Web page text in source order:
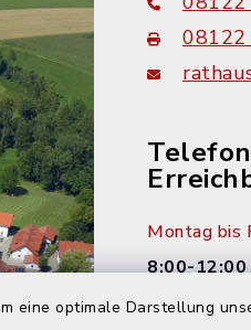
eine optimale Darstellung
Montag bis
8:00-12:00
Montag